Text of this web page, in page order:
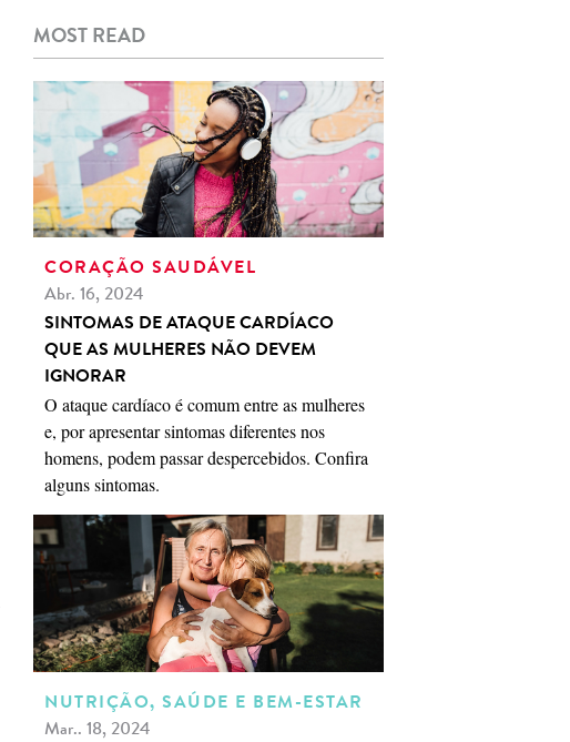
MOST READ
CORAÇÃO SAUDÁVEL
Abr. 16, 2024
SINTOMAS DE ATAQUE CARDÍACO
QUE AS MULHERES NÃO DEVEM
IGNORAR
O ataque cardíaco é comum entre as mulheres
e, por apresentar sintomas diferentes nos
homens, podem passar despercebidos. Confira
alguns sintomas.
NUTRIÇÃO, SAÚDE E BEM-ESTAR
Mar.. 18, 2024